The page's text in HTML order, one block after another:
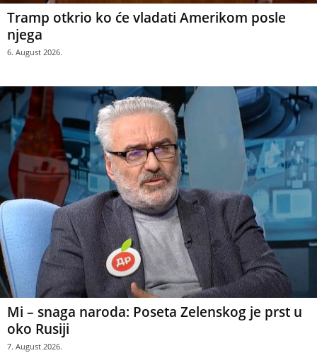
Tramp otkrio ko će vladati Amerikom posle
njega
6. August 2026.
Mi – snaga naroda: Poseta Zelenskog je prst u
oko Rusiji
7. August 2026.